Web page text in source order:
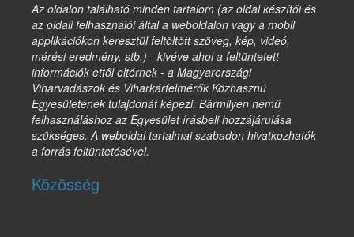
Az oldalon található minden tartalom (az oldal készítői és
az oldali felhasználói által a weboldalon vagy a mobil
applikációkon keresztül feltöltött szöveg, kép, videó,
mérési eredmény, stb.) - kivéve ahol a feltüntetett
információk ettől eltérnek - a Magyarországi
Viharvadászok és Viharkárfelmérők Közhasznú
Egyesületének tulajdonát képezi. Bármilyen nemű
felhasználáshoz az Egyesület írásbeli hozzájárulása
szükséges. A weboldal tartalmai szabadon hivatkozhatók
a forrás feltüntetésével.
Közösség